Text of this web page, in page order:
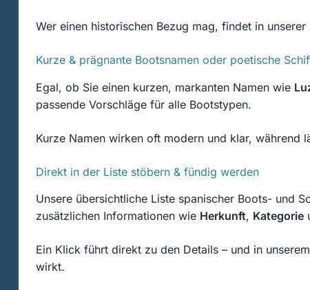
Wer einen historischen Bezug mag, findet in
Kurze & prägnante Bootsnamen oder poetische
Egal, ob Sie einen kurzen, markanten Namen wie
passende Vorschläge für alle Bootstypen.
Kurze Namen wirken oft modern und klar, während
Direkt in der Liste stöbern & fündig werden
Unsere übersichtliche Liste spanischer Boots- und
zusätzlichen Informationen wie Herkunft, Kategorie
Ein Klick führt direkt zu den Details – und in unserem
wirkt.